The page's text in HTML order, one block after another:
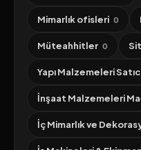
Mimarlık ofisleri 0
Müteahhitler 0
Yapı Malzemeleri
İnşaat Malzemeleri
İç Mimarlık ve